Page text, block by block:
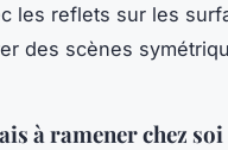
les reflets sur les
des scènes
à ramener chez soi